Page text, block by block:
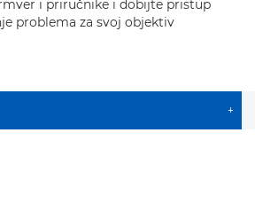
i priručnike i dobijte pristup
problema za svoj objektiv
+